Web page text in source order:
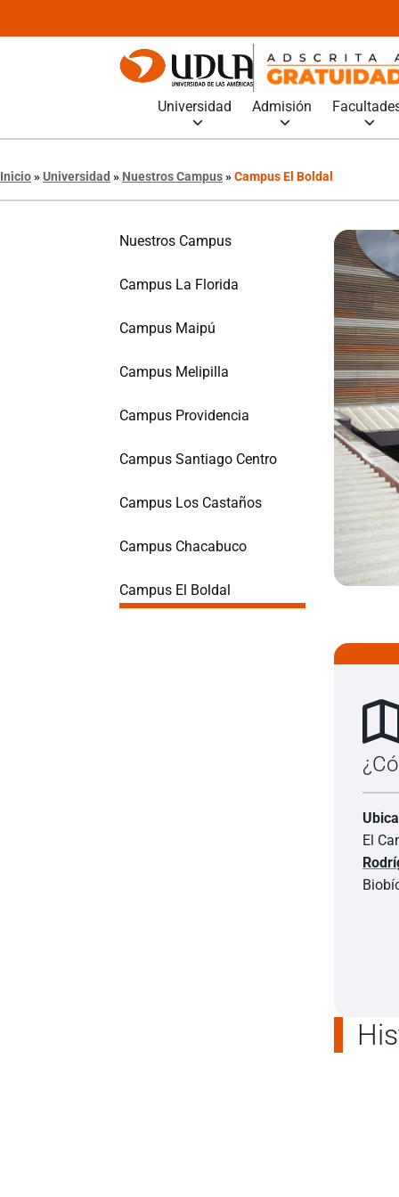
Universidad Admisión
Inicio»Universidad » Nuestros Campus»Campus El Boldal
Nuestros Campus
Campus La Florida
Campus Maipú
Campus Melipilla
Campus Providencia
Campus Santiago Centro
Campus Los Castaños
Campus Chacabuco
Campus El Boldal
El